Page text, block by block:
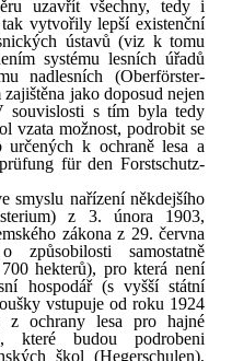
uzavřít všechny, tedy i
vytvořily lepší existenční
ústavů (viz k tomu
systému lesních úřadů
nadlesních (Oberförster-
jako doposud nejen
souvislosti s tím byla tedy
vzata možnost, podrobit se
určených k ochraně lesa a
für den Forstschutz-
smyslu nařízení někdejšího
z 3. února 1903,
zákona z 29. června
samostatně
hekterů), pro která není
hospodář (s vyšší státní
vstupuje od roku 1924
z ochrany lesa pro hajné
které budou podrobeni
škol (Hegerschulen),